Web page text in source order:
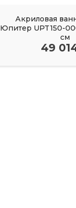
Акриловая
Юпитер UPT150-
см
49